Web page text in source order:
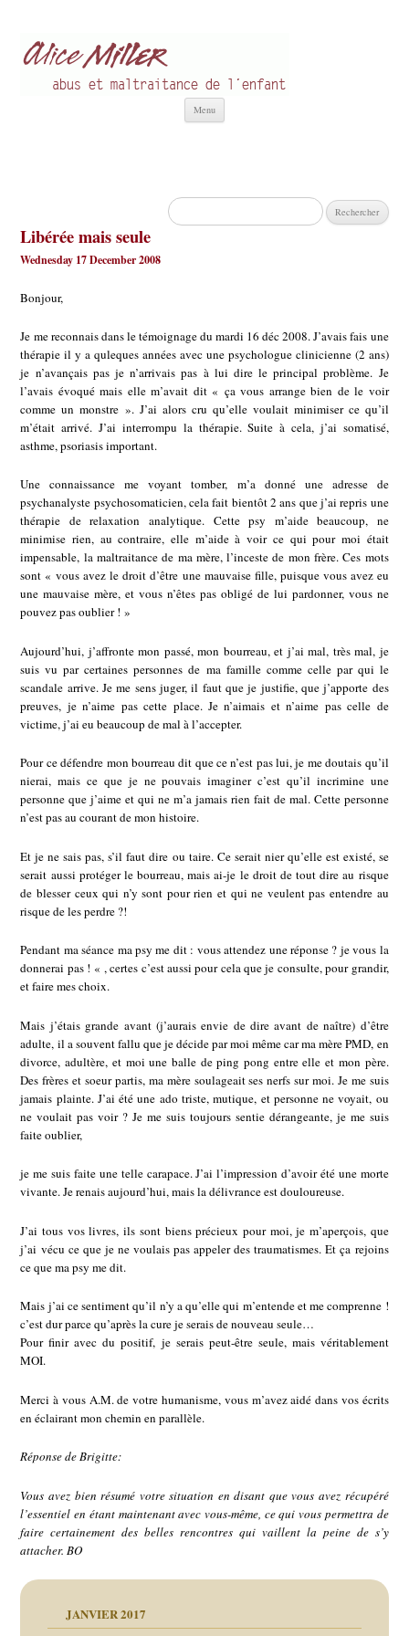
Menu
Rechercher :
Libérée mais seule
Wednesday 17 December 2008
Bonjour,
Je me reconnais dans le témoignage du mardi 16 déc 2008. J’avais fais une
thérapie il y a quleques années avec une psychologue clinicienne (2 ans)
je n’avançais pas je n’arrivais pas à lui dire le principal problème. Je
l’avais évoqué mais elle m’avait dit « ça vous arrange bien de le voir
comme un monstre ». J’ai alors cru qu’elle voulait minimiser ce qu’il
m’était arrivé. J’ai interrompu la thérapie. Suite à cela, j’ai somatisé,
asthme, psoriasis important.
Une connaissance me voyant tomber, m’a donné une adresse de
psychanalyste psychosomaticien, cela fait bientôt 2 ans que j’ai repris une
thérapie de relaxation analytique. Cette psy m’aide beaucoup, ne
minimise rien, au contraire, elle m’aide à voir ce qui pour moi était
impensable, la maltraitance de ma mère, l’inceste de mon frère. Ces mots
sont « vous avez le droit d’être une mauvaise fille, puisque vous avez eu
une mauvaise mère, et vous n’êtes pas obligé de lui pardonner, vous ne
pouvez pas oublier ! »
Aujourd’hui, j’affronte mon passé, mon bourreau, et j’ai mal, très mal, je
suis vu par certaines personnes de ma famille comme celle par qui le
scandale arrive. Je me sens juger, il faut que je justifie, que j’apporte des
preuves, je n’aime pas cette place. Je n’aimais et n’aime pas celle de
victime, j’ai eu beaucoup de mal à l’accepter.
Pour ce défendre mon bourreau dit que ce n’est pas lui, je me doutais qu’il
nierai, mais ce que je ne pouvais imaginer c’est qu’il incrimine une
personne que j’aime et qui ne m’a jamais rien fait de mal. Cette personne
n’est pas au courant de mon histoire.
Et je ne sais pas, s’il faut dire ou taire. Ce serait nier qu’elle est existé, se
serait aussi protéger le bourreau, mais ai-je le droit de tout dire au risque
de blesser ceux qui n’y sont pour rien et qui ne veulent pas entendre au
risque de les perdre ?!
Pendant ma séance ma psy me dit : vous attendez une réponse ? je vous la
donnerai pas ! « , certes c’est aussi pour cela que je consulte, pour grandir,
et faire mes choix.
Mais j’étais grande avant (j’aurais envie de dire avant de naître) d’être
adulte, il a souvent fallu que je décide par moi même car ma mère PMD, en
divorce, adultère, et moi une balle de ping pong entre elle et mon père.
Des frères et soeur partis, ma mère soulageait ses nerfs sur moi. Je me suis
jamais plainte. J’ai été une ado triste, mutique, et personne ne voyait, ou
ne voulait pas voir ? Je me suis toujours sentie dérangeante, je me suis
faite oublier,
je me suis faite une telle carapace. J’ai l’impression d’avoir été une morte
vivante. Je renais aujourd’hui, mais la délivrance est douloureuse.
J’ai tous vos livres, ils sont biens précieux pour moi, je m’aperçois, que
j’ai vécu ce que je ne voulais pas appeler des traumatismes. Et ça rejoins
ce que ma psy me dit.
Mais j’ai ce sentiment qu’il n’y a qu’elle qui m’entende et me comprenne !
c’est dur parce qu’après la cure je serais de nouveau seule…
Pour finir avec du positif, je serais peut-être seule, mais véritablement
MOI.
Merci à vous A.M. de votre humanisme, vous m’avez aidé dans vos écrits
en éclairant mon chemin en parallèle.
Réponse de Brigitte:
Vous avez bien résumé votre situation en disant que vous avez récupéré
l’essentiel en étant maintenant avec vous-même, ce qui vous permettra de
faire certainement des belles rencontres qui vaillent la peine de s’y
attacher. BO
JANVIER 2017